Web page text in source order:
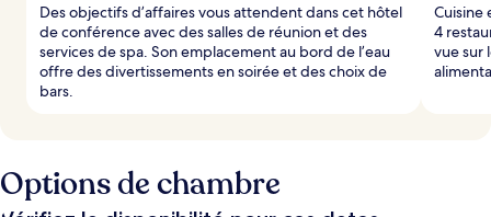
Des objectifs d’affaires vous attendent dans cet hôtel
de conférence avec des salles de réunion et des
services de spa. Son emplacement au bord de l’eau
offre des divertissements en soirée et des choix de
bars.
Cuisine
4
vue sur
Options de chambre